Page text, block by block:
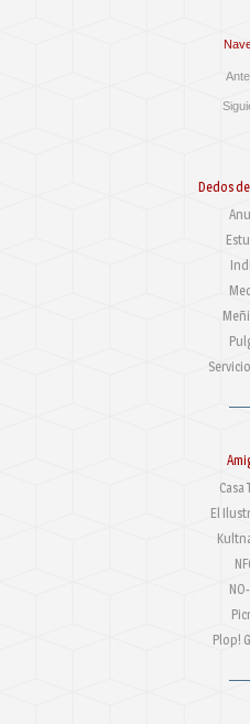
Dedos
Casa
El
Plop!